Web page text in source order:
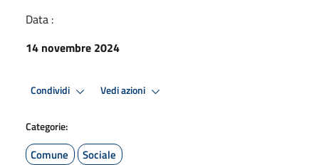
Data :
14 novembre 2024
Condividi Vedi azioni
Categorie:
Comune Sociale